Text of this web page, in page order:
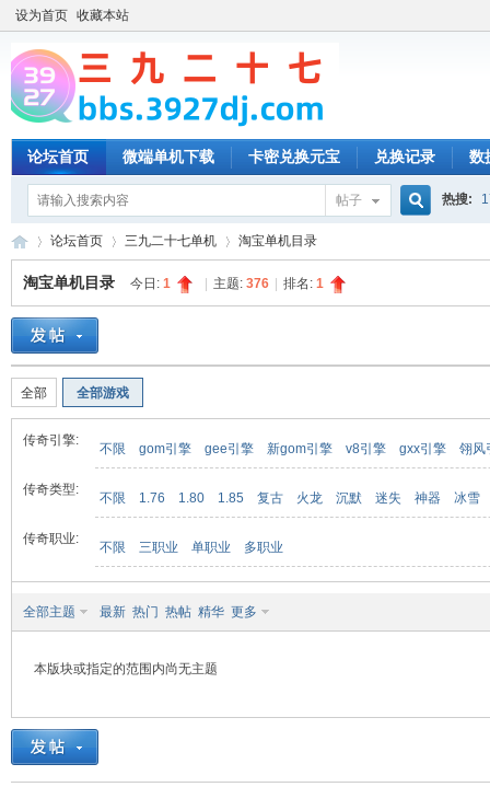
设为首页 收藏本站
论坛首页 微端单机下载 卡密兑换元宝 兑换记录 数
帖子 热搜:
»
论坛首页 三九二十七单机 淘宝单机目录
淘宝单机目录 今日: 1 主题: 376 排名: 1
全部 全部游戏
传奇引擎:
不限 gom引擎 gee引擎 新gom引擎 v8引擎 gxx引擎 翎风
传奇类型:
不限 1.76 1.80 1.85 复古 火龙 沉默 迷失 神器 冰雪
传奇职业:
不限 三职业 单职业 多职业
全部主题 最新 热门 热帖 精华 更多
本版块或指定的范围内尚无主题